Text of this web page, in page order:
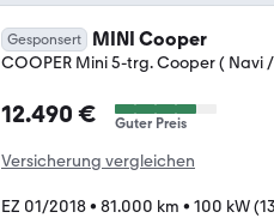
Gesponsert MINI Cooper
COOPER Mini 5-trg. Cooper ( Navi
12.490 € Guter Preis
Versicherung vergleichen
EZ 01/2018• 81.000 km • 100 kW